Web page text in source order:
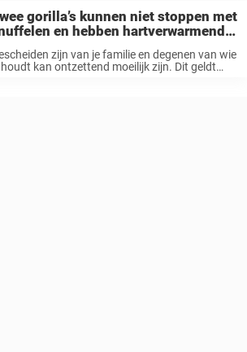
gorilla’s kunnen niet stoppen met
en hebben hartverwarmend
zijn van je familie en degenen van wie
houdt kan ontzettend moeilijk zijn. Dit geldt